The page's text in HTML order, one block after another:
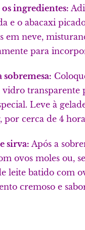
ingredientes:
e o abacaxi
em neve,
para
sobremesa:
vidro transparente
Leve à
por cerca de 4
sirva: Após a
ovos moles ou,
leite batido com
cremoso e